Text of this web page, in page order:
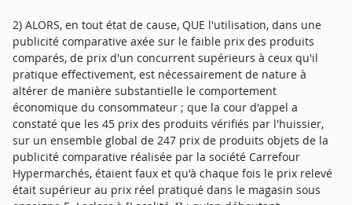
2) ALORS, en tout état de cause, QUE l'utilisation, dans une
publicité comparative axée sur le faible prix des produits
comparés, de prix d'un concurrent supérieurs à ceux qu'il
pratique effectivement, est nécessairement de nature à
altérer de manière substantielle le comportement
économique du consommateur ; que la cour d'appel a
constaté que les 45 prix des produits vérifiés par l'huissier,
sur un ensemble global de 247 prix de produits objets de la
publicité comparative réalisée par la société Carrefour
Hypermarchés, étaient faux et qu'à chaque fois le prix relevé
était supérieur au prix réel pratiqué dans le magasin sous